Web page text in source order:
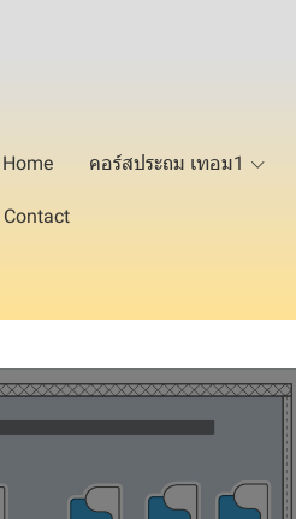
Home คอร์สประถม เทอม1
Contact